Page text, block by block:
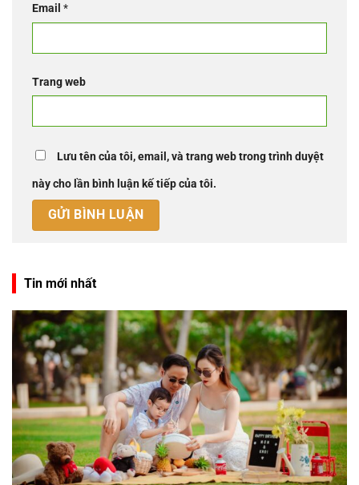
Email *
Trang web
Lưu tên của tôi, email, và trang web trong trình duyệt
này cho lần bình luận kế tiếp của tôi.
Tin mới nhất